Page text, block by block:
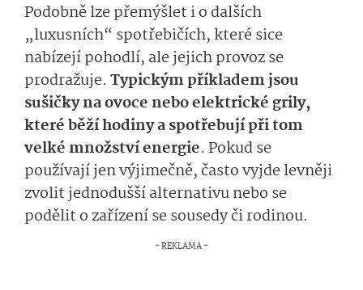
Podobně lze přemýšlet i o dalších
„luxusních“ spotřebičích, které sice
nabízejí pohodlí, ale jejich provoz se
prodražuje. Typickým příkladem jsou
sušičky na ovoce nebo elektrické grily,
které běží hodiny a spotřebují při tom
velké množství energie. Pokud se
používají jen výjimečně, často vyjde levněji
zvolit jednodušší alternativu nebo se
podělit o zařízení se sousedy či rodinou.